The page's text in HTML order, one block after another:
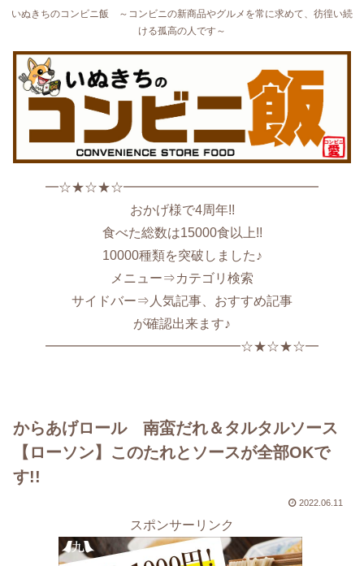
いぬきちのコンビニ飯 ～コンビニの新商品やグルメを常に求めて、彷徨い続
ける孤高の人です～
━☆★☆★☆━━━━━━━━━━━━━━━
おかげ様で4周年!!
食べた総数は15000食以上!!
10000種類を突破しました♪
メニュー⇒カテゴリ検索
サイドバー⇒人気記事、おすすめ記事
が確認出来ます♪
━━━━━━━━━━━━━━━☆★☆★☆━
からあげロール 南蛮だれ＆タルタルソース
【ローソン】このたれとソースが全部OKで
す!!
2022.06.11
スポンサーリンク